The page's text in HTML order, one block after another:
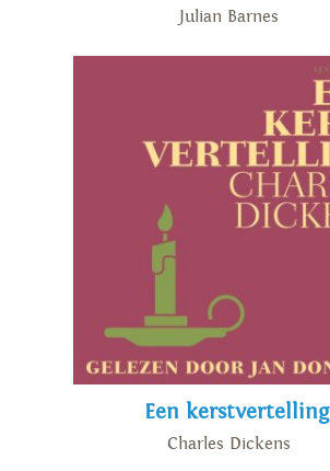
Julian Barnes
Een kerstvertelling
Charles Dickens